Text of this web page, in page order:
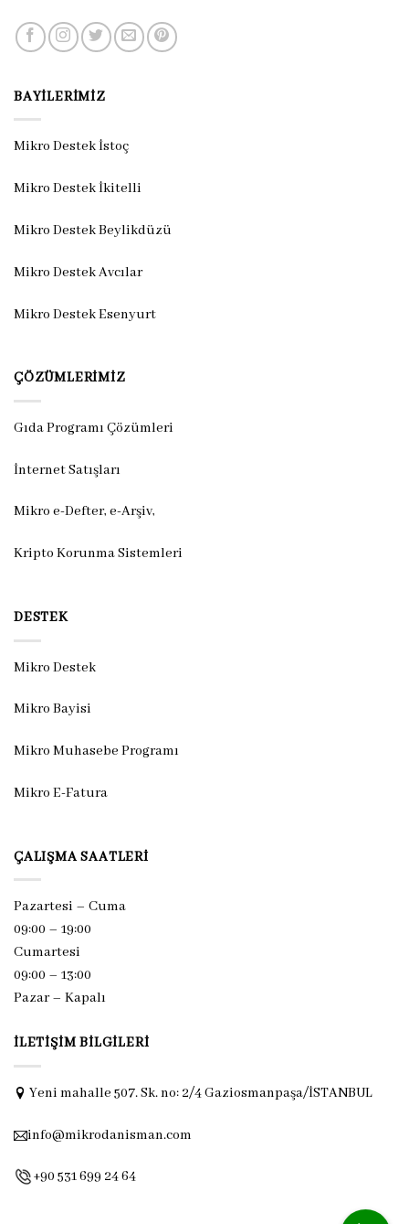
BAYILERIMIZ
Mikro Destek İstoç
Mikro Destek İkitelli
Mikro Destek Beylikdüzü
Mikro Destek Avcılar
Mikro Destek Esenyurt
ÇÖZÜMLERIMIZ
Gıda Programı Çözümleri
İnternet Satışları
Mikro e-Defter, e-Arşiv,
Kripto Korunma Sistemleri
DESTEK
Mikro Destek
Mikro Bayisi
Mikro Muhasebe Programı
Mikro E-Fatura
ÇALIŞMA SAATLERI
Pazartesi – Cuma
09:00 – 19:00
Cumartesi
09:00 – 13:00
Pazar – Kapalı
İLETIŞIM BILGILERI
Yeni mahalle 507. Sk. no: 2/4 Gaziosmanpaşa/İSTANBUL
info@mikrodanisman.com
+90 531 699 24 64